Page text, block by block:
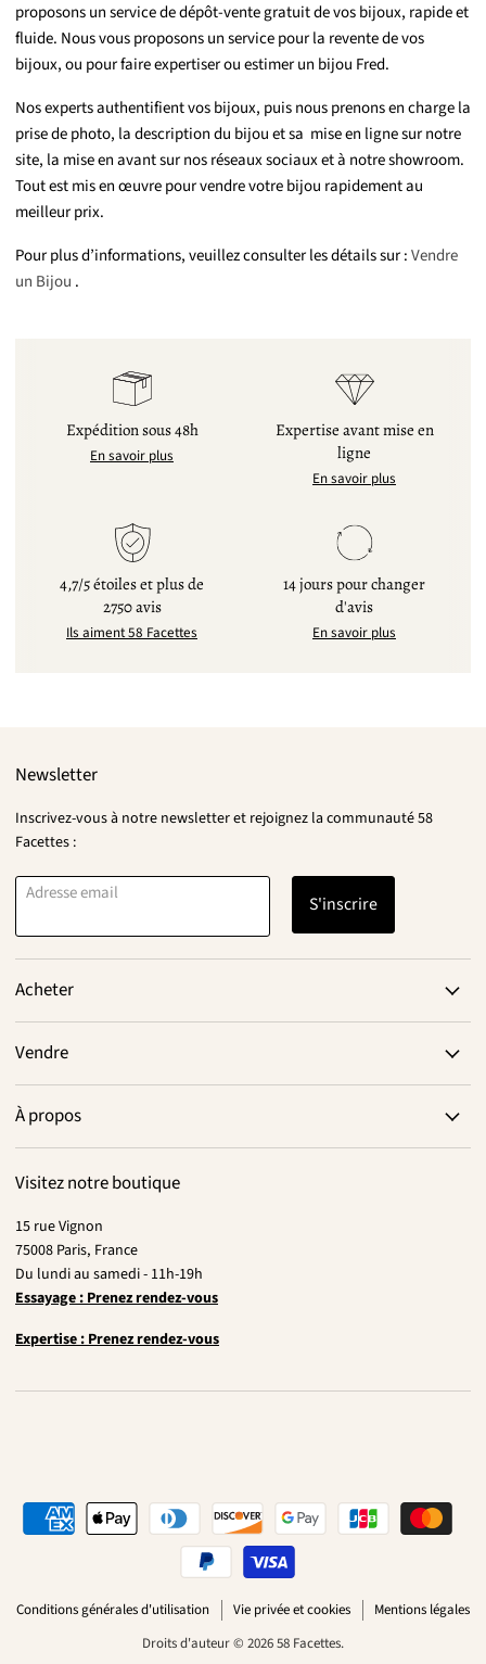
proposons un service de dépôt-vente gratuit de vos bijoux, rapide et
fluide. Nous vous proposons un service pour la revente de vos
bijoux, ou pour faire expertiser ou estimer un bijou Fred.
Nos experts authentifient vos bijoux, puis nous prenons en charge la
prise de photo, la description du bijou et sa mise en ligne sur notre
site, la mise en avant sur nos réseaux sociaux et à notre showroom.
Tout est mis en œuvre pour vendre votre bijou rapidement au
meilleur prix.
Pour plus d’informations, veuillez consulter les détails sur :Vendre
un Bijou .
Expédition sous 48h
En savoir plus
Expertise avant mise en
ligne
En savoir plus
4,7/5 étoiles et plus de
2750 avis
Ils aiment 58 Facettes
14 jours pour changer
d'avis
En savoir plus
Newsletter
Inscrivez-vous à notre newsletter et rejoignez la communauté 58
Facettes :
Adresse email S'inscrire
Acheter
Vendre
À propos
Visitez notre boutique
15 rue Vignon
75008 Paris, France
Du lundi au samedi - 11h-19h
Essayage : Prenez rendez-vous
Expertise : Prenez rendez-vous
Conditions générales d'utilisation Vie privée et cookies
Mentions légales
Droits d'auteur © 2026 58 Facettes.